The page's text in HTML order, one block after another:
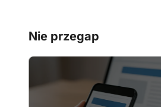
Nie przegap